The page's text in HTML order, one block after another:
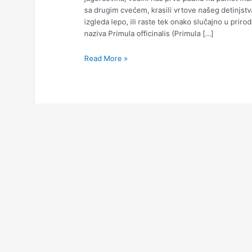
sa drugim cvećem, krasili vrtove našeg
izgleda lepo, ili raste tek onako slučajno u
naziva Primula officinalis (Primula […]
Read More »